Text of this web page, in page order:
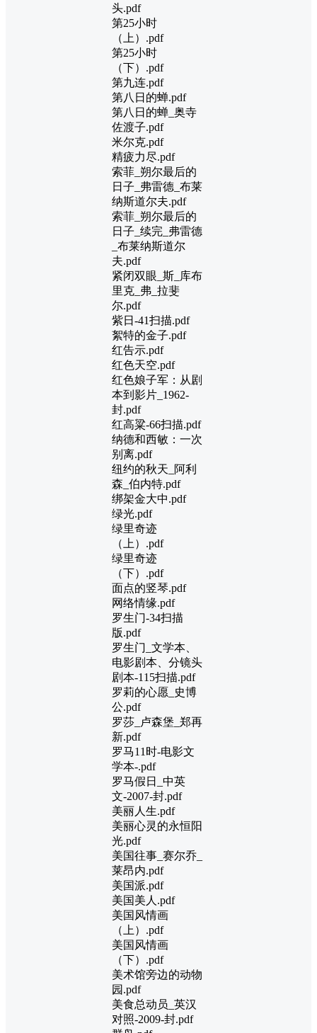
头.pdf
第25小时
（上）.pdf
第25小时
（下）.pdf
第九连.pdf
第八日的蝉.pdf
第八日的蝉_奥寺
佐渡子.pdf
米尔克.pdf
精疲力尽.pdf
索菲_朔尔最后的
日子_弗雷德_布莱
纳斯道尔夫.pdf
索菲_朔尔最后的
日子_续完_弗雷德
_布莱纳斯道尔
夫.pdf
紧闭双眼_斯_库布
里克_弗_拉斐
尔.pdf
紫日-41扫描.pdf
絮特的金子.pdf
红告示.pdf
红色天空.pdf
红色娘子军：从剧
本到影片_1962-
封.pdf
红高粱-66扫描.pdf
纳德和西敏：一次
别离.pdf
纽约的秋天_阿利
森_伯内特.pdf
绑架金大中.pdf
绿光.pdf
绿里奇迹
（上）.pdf
绿里奇迹
（下）.pdf
面点的竖琴.pdf
网络情缘.pdf
罗生门-34扫描
版.pdf
罗生门_文学本、
电影剧本、分镜头
剧本-115扫描.pdf
罗莉的心愿_史博
公.pdf
罗莎_卢森堡_郑再
新.pdf
罗马11时-电影文
学本-.pdf
罗马假日_中英
文-2007-封.pdf
美丽人生.pdf
美丽心灵的永恒阳
光.pdf
美国往事_赛尔乔_
莱昂内.pdf
美国派.pdf
美国美人.pdf
美国风情画
（上）.pdf
美国风情画
（下）.pdf
美术馆旁边的动物
园.pdf
美食总动员_英汉
对照-2009-封.pdf